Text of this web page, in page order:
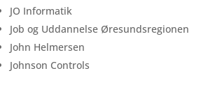
JO Informatik
Job og Uddannelse Øresundsregionen
John Helmersen
Johnson Controls